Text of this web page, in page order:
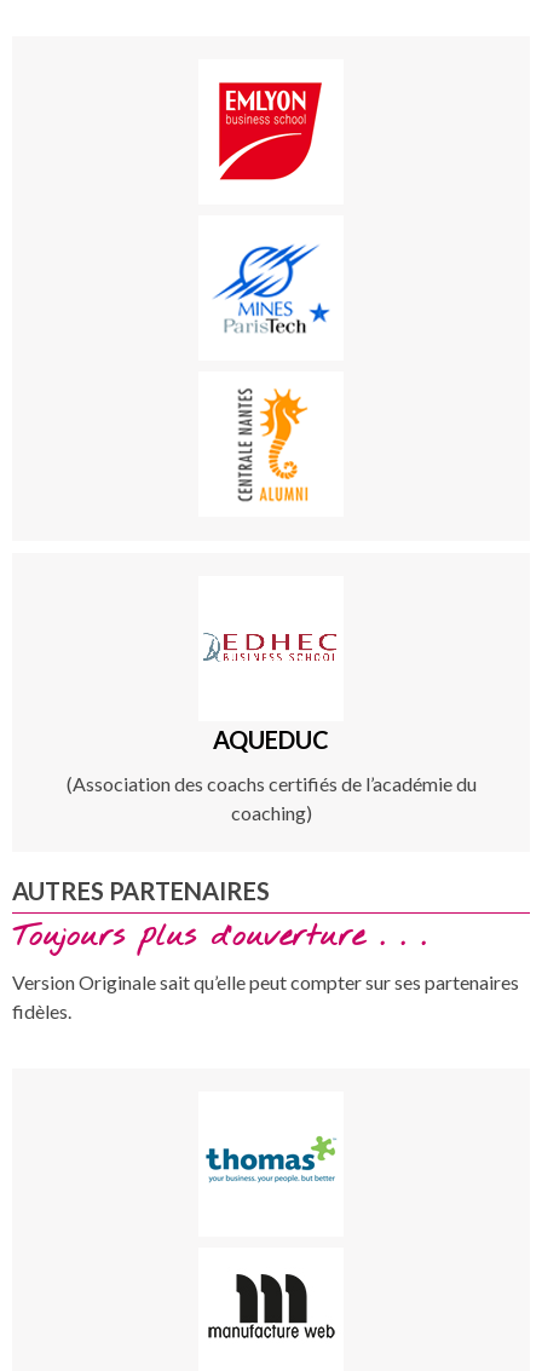
AQUEDUC
(Association des coachs certifiés de l’académie du
coaching)
AUTRES PARTENAIRES
Toujours plus d’ouverture . . .
Version Originale sait qu’elle peut compter sur ses partenaires
fidèles.